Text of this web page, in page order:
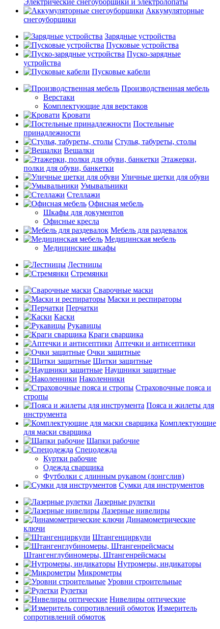
Электрические снегоуборщики и электролопаты
Аккумуляторные
снегоуборщики
Зарядные устройства
Пусковые устройства
Пуско-зарядные
устройства
Пусковые кабели
Производственная мебель
Верстаки
Комплектующие для верстаков
Кровати
Постельные
принадлежности
Стулья, табуреты, столы
Вешалки
Этажерки,
полки для обуви, банкетки
Уличные щетки для обуви
Умывальники
Стеллажи
Офисная мебель
Шкафы для документов
Офисные кресла
Мебель для раздевалок
Медицинская мебель
Медицинские шкафы
Лестницы
Стремянки
Сварочные маски
Маски и респираторы
Перчатки
Каски
Рукавицы
Краги сварщика
Аптечки и антисептики
Очки защитные
Щитки защитные
Наушники защитные
Наколенники
Страховочные пояса и
стропы
Пояса и жилеты для
инструмента
Комплектующие
для маски сварщика
Шапки рабочие
Спецодежда
Куртки рабочие
Одежда сварщика
Футболки с длинным рукавом (лонгслив)
Сумки для инструментов
Лазерные рулетки
Лазерные нивелиры
Динамометрические
ключи
Штангенциркули
Штангенглубиномеры, Штангенрейсмасы
Нутромеры, индикаторы
Микрометры
Уровни строительные
Рулетки
Нивелиры оптические
Измеритель
сопротивлений обмоток